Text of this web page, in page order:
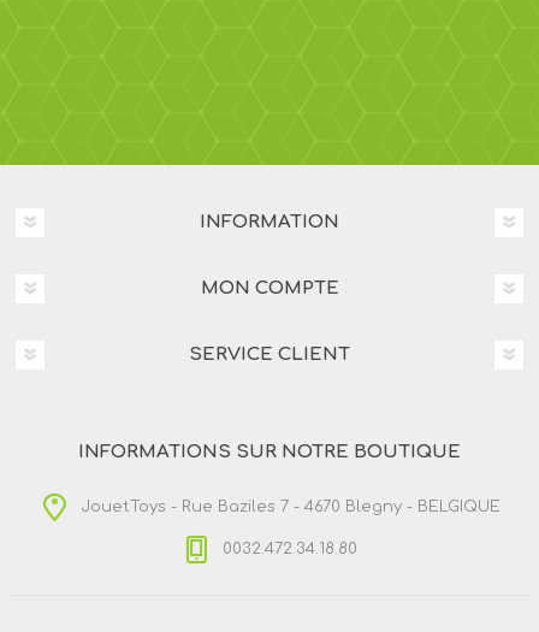
INFORMATION
MON COMPTE
SERVICE CLIENT
INFORMATIONS SUR NOTRE BOUTIQUE
JouetToys - Rue Baziles 7 - 4670 Blegny - BELGIQUE
0032.472.34.18.80